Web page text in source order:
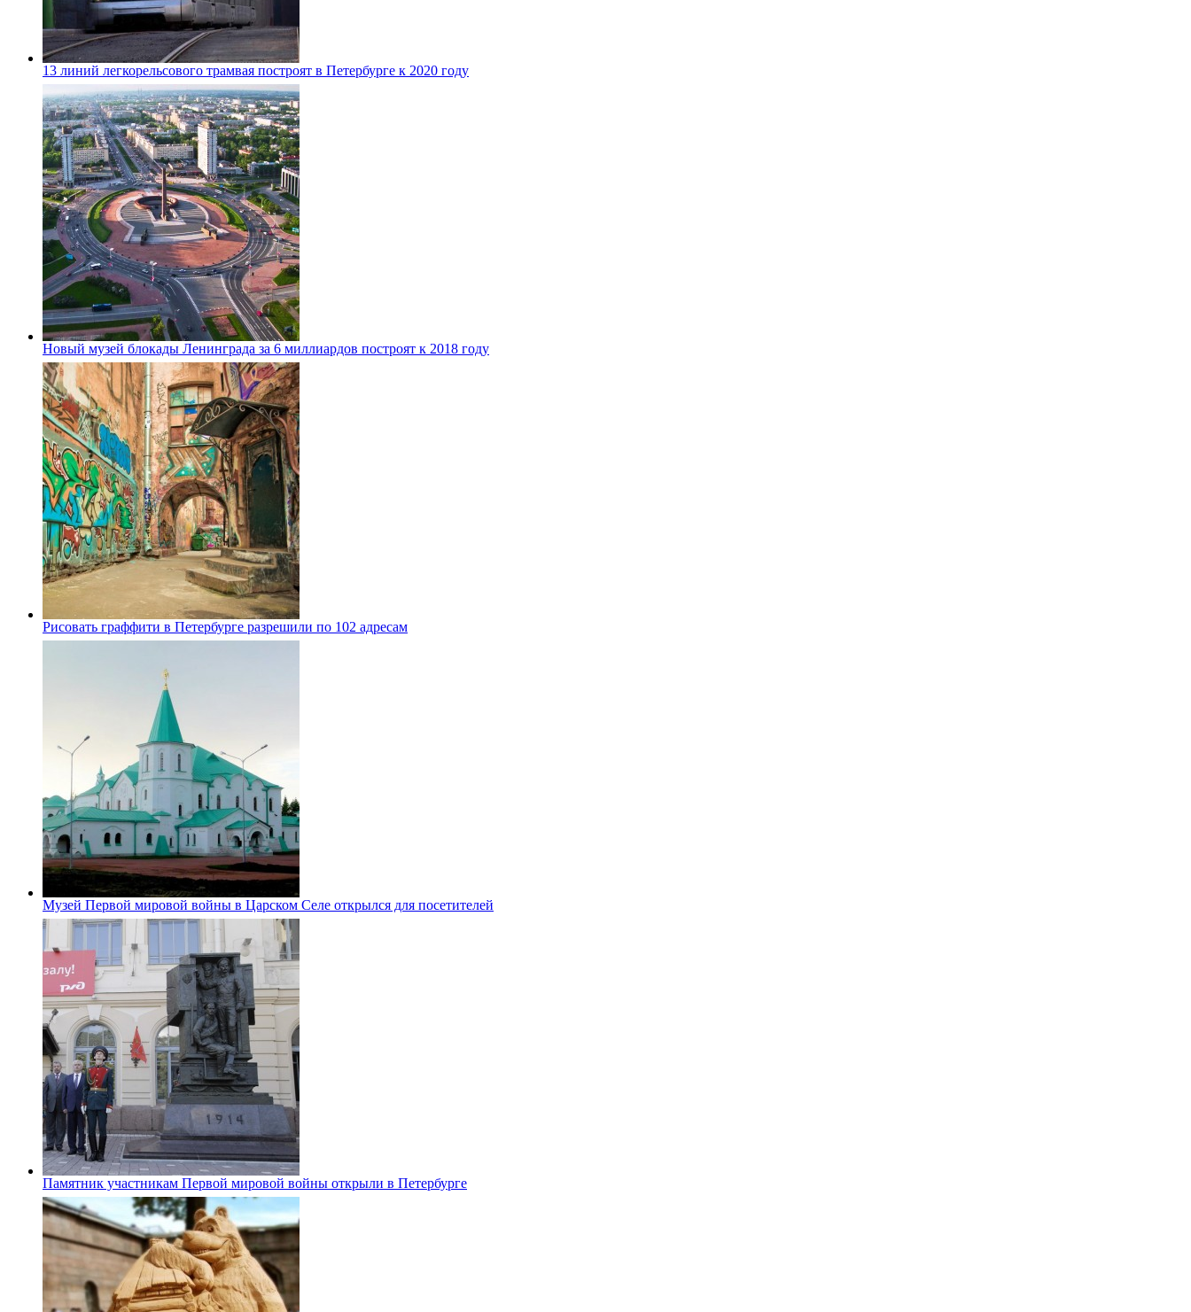
13 линий легкорельсового трамвая построят в Петербурге к 2020 году
Новый музей блокады Ленинграда за 6 миллиардов построят к 2018 году
Рисовать граффити в Петербурге разрешили по 102 адресам
Музей Первой мировой войны в Царском Селе открылся для посетителей
Памятник участникам Первой мировой войны открыли в Петербурге